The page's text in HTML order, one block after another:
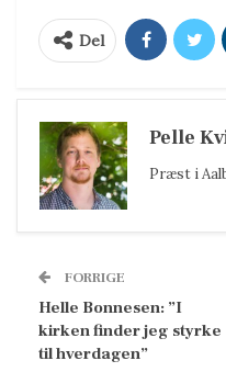
Del
Pelle
Præst i
FORRIGE
Helle Bonnesen: ”I
kirken finder jeg styrke
til hverdagen”